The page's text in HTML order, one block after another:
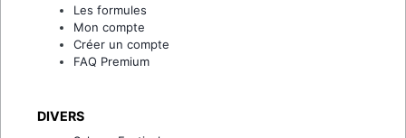
Les formules
Mon compte
Créer un compte
FAQ Premium
DIVERS